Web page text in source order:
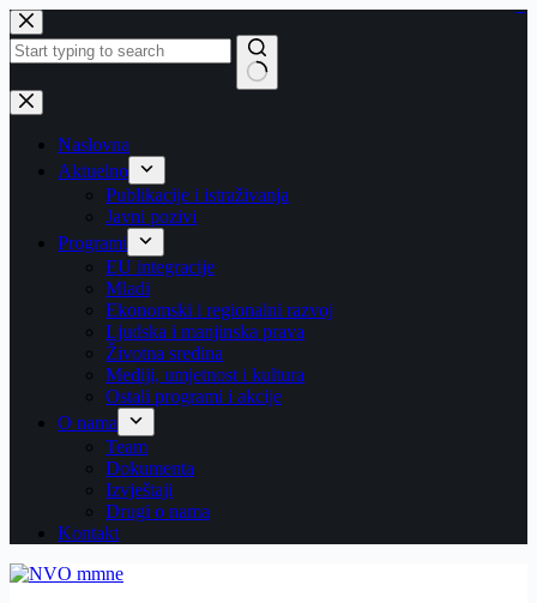
Skip
to
content
No
results
Naslovna
Aktuelno
Publikacije i istraživanja
Javni pozivi
Programi
EU integracije
Mladi
Ekonomski i regionalni razvoj
Ljudska i manjinska prava
Životna sredina
Mediji, umjetnost i kultura
Ostali programi i akcije
O nama
Team
Dokumenta
Izvještaji
Drugi o nama
Kontakt